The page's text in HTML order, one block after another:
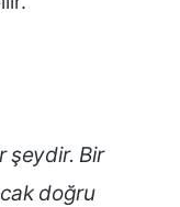
şeydir. Bir
doğru